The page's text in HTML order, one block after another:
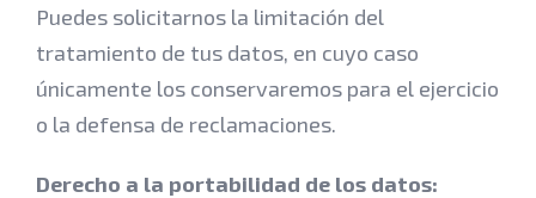
Puedes solicitarnos la limitación del
tratamiento de tus datos, en cuyo caso
únicamente los conservaremos para el ejercicio
o la defensa de reclamaciones.
Derecho a la portabilidad de los datos: